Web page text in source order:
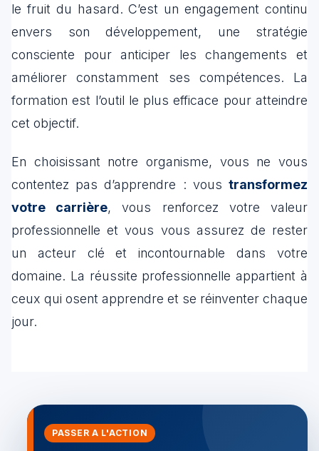
le fruit du hasard. C’est un engagement continu
envers son développement, une stratégie
consciente pour anticiper les changements et
améliorer constamment ses compétences. La
formation est l’outil le plus efficace pour atteindre
cet objectif.
En choisissant notre organisme, vous ne vous
contentez pas d’apprendre : vous transformez
votre carrière, vous renforcez votre valeur
professionnelle et vous vous assurez de rester
un acteur clé et incontournable dans votre
domaine. La réussite professionnelle appartient à
ceux qui osent apprendre et se réinventer chaque
jour.
PASSER A L'ACTION